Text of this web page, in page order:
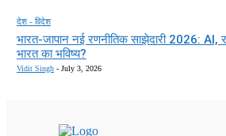
देश - विदेश
भारत-जापान नई रणनीतिक साझेदारी 2026: AI,
भारत का भविष्य?
Vidit Singh - July 3, 2026